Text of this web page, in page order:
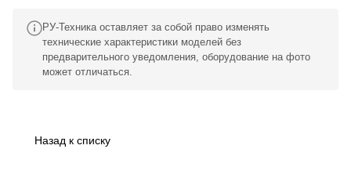
РУ-Техника оставляет за собой право изменять
технические характеристики моделей без
предварительного уведомления, оборудование на фото
может отличаться.
Назад к списку